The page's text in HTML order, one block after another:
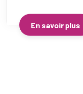
En savoir plus